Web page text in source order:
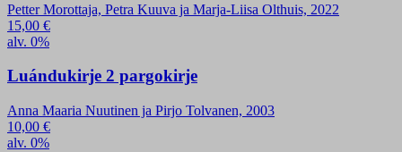
Petter Morottaja, Petra Kuuva ja Marja-Liisa Olthuis, 2022
15,00 €
alv. 0%
Luándukirje 2 pargokirje
Anna Maaria Nuutinen ja Pirjo Tolvanen, 2003
10,00 €
alv. 0%